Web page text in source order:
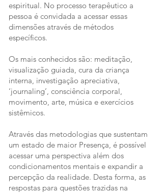
espiritual. No processo terapêutico a
pessoa é convidada a acessar essas
dimensões através de métodos
específicos.
Os mais conhecidos são: meditação,
visualização guiada, cura da criança
interna, investigação apreciativa,
‘journaling’, consciência corporal,
movimento, arte, música e exercícios
sistêmicos.
Através das metodologias que sustentam
um estado de maior Presença, é possível
acessar uma perspectiva além dos
condicionamentos mentais e expandir a
percepção da realidade. Desta forma, as
respostas para questões trazidas na